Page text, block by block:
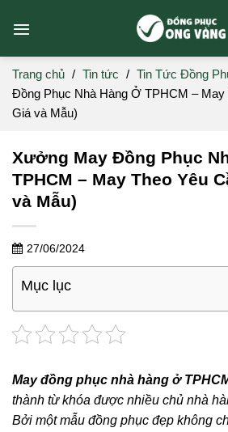
Trang chủ / Tin tức / Tin Tức Đồng
Đồng Phục Nhà Hàng Ở TPHCM – May
Giá và Mẫu)
Xưởng May Đồng Phục
TPHCM – May Theo Yêu
và Mẫu)
27/06/2024
Mục lục
May đồng phục nhà hàng ở
thành từ khóa được nhiều chủ nhà
Bởi một mẫu đồng phục đẹp không